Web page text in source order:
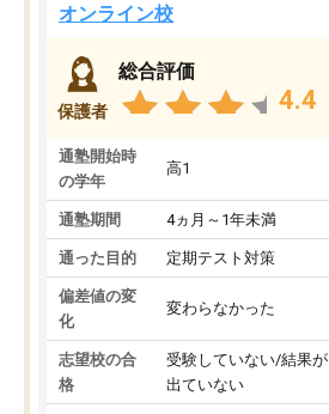
オンライン校
保護者
総合評価
4.4
通塾開始時
の学年
高1
通塾期間 4ヵ月～1年未満
通った目的 定期テスト対策
偏差値の変
化
変わらなかった
志望校の合
格
受験していない/結果が
出ていない